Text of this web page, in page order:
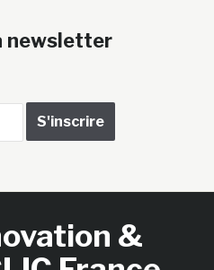
newsletter
&